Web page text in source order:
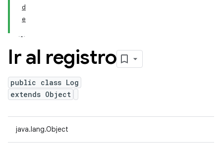
d
e
Ir al registro
public class Log
extends Object
java.lang.Object